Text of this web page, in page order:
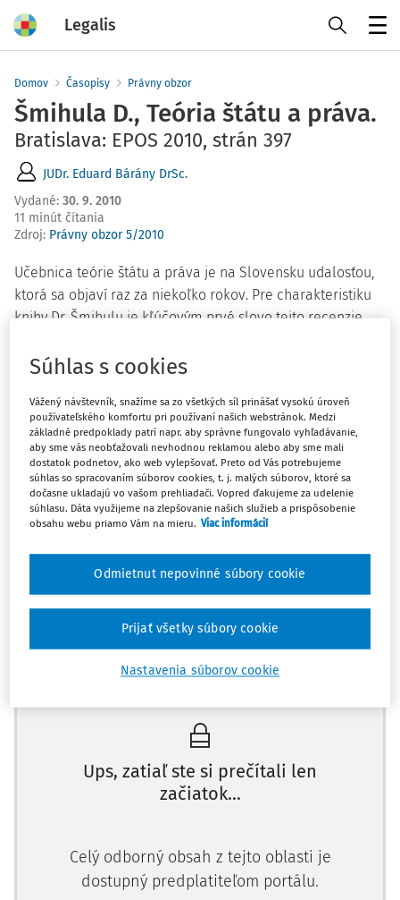
Legalis
Domov Časopisy Právny obzor
Šmihula D., Teória štátu a práva.
Bratislava: EPOS 2010, strán 397
JUDr. Eduard Bárány DrSc.
Vydané: 30. 9. 2010
11 minút čítania
Zdroj: Právny obzor 5/2010
Učebnica teórie štátu a práva je na Slovensku udalosťou,
ktorá sa objaví raz za niekoľko rokov. Pre charakteristiku
knihy Dr. Šmihulu je kľúčovým prvé slovo tejto recenzie
a podáva rozsiahlu, náročnú problematiku rozčlenenú na
delených kapitol. K prehľadnosti prispieva číslovanie
odstavcov, ktorých je 1542. Učebnica sa vracia k spojeniu
teórie štátu a teórie práva do jedného výkladu, ktoré
ostalo zachované na viacerých právnických fakultách v
názve predmetu. Autor reflektuje i niektoré novšie
názorové prúdy (napr. právny pluralizmus).
Silnou stránkou práce je zakotvenie v antropológii a
politológii, odrážajúce autorovo neobvykle široké
vzdelanie (doktoráty z medicíny, politológie, práva, získané
Máte predplatné?
Ups, zatiaľ ste si prečítali len
začiatok...
Celý odborný obsah z tejto oblasti je
dostupný predplatiteľom portálu.
Súhlas s cookies
Vážený návštevník, snažíme sa zo všetkých síl prinášať vysokú úroveň
používateľského komfortu pri používaní našich webstránok. Medzi
základné predpoklady patrí napr. aby správne fungovalo vyhľadávanie,
aby sme vás neobťažovali nevhodnou reklamou alebo aby sme mali
dostatok podnetov, ako web vylepšovať. Preto od Vás potrebujeme
súhlas so spracovaním súborov cookies, t. j. malých súborov, ktoré sa
dočasne ukladajú vo vašom prehliadači. Vopred ďakujeme za udelenie
súhlasu. Dáta využijeme na zlepšovanie našich služieb a prispôsobenie
obsahu webu priamo Vám na mieru. Viac informácií
Nastavenia súborov cookie
Odmietnut nepovinné súbory cookie
Prijať všetky súbory cookie